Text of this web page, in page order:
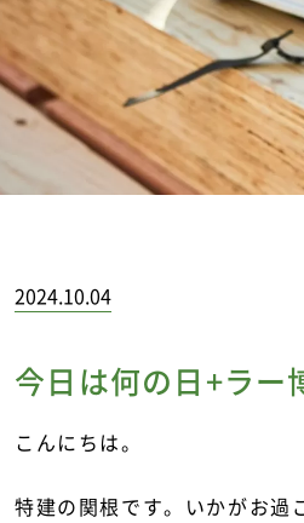
2024.10.04
今日は何の日+ラー
こんにちは。
特建の関根です。いかがお過